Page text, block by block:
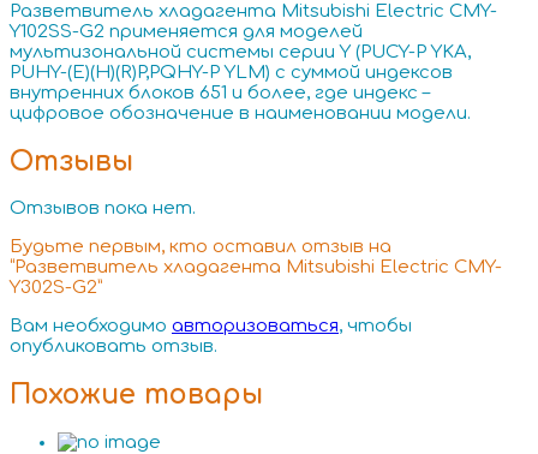
Разветвитель хладагента Mitsubishi Electric CMY-
Y102SS-G2 применяется для моделей
мультизональной системы серии Y (PUCY-P YKA,
PUHY-(E)(H)(R)P,PQHY-P YLM) c суммой индексов
внутренних блоков 651 и более, где индекс –
цифровое обозначение в наименовании модели.
Отзывы
Отзывов пока нет.
Будьте первым, кто оставил отзыв на
“Разветвитель хладагента Mitsubishi Electric CMY-
Y302S-G2”
Вам необходимо авторизоваться, чтобы
опубликовать отзыв.
Похожие товары